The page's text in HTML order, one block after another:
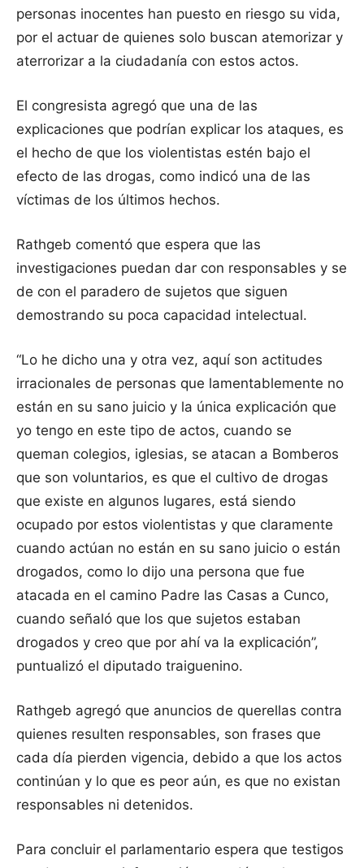
personas inocentes han puesto en riesgo su vida,
por el actuar de quienes solo buscan atemorizar y
aterrorizar a la ciudadanía con estos actos.
El congresista agregó que una de las
explicaciones que podrían explicar los ataques, es
el hecho de que los violentistas estén bajo el
efecto de las drogas, como indicó una de las
víctimas de los últimos hechos.
Rathgeb comentó que espera que las
investigaciones puedan dar con responsables y se
de con el paradero de sujetos que siguen
demostrando su poca capacidad intelectual.
“Lo he dicho una y otra vez, aquí son actitudes
irracionales de personas que lamentablemente no
están en su sano juicio y la única explicación que
yo tengo en este tipo de actos, cuando se
queman colegios, iglesias, se atacan a Bomberos
que son voluntarios, es que el cultivo de drogas
que existe en algunos lugares, está siendo
ocupado por estos violentistas y que claramente
cuando actúan no están en su sano juicio o están
drogados, como lo dijo una persona que fue
atacada en el camino Padre las Casas a Cunco,
cuando señaló que los que sujetos estaban
drogados y creo que por ahí va la explicación”,
puntualizó el diputado traiguenino.
Rathgeb agregó que anuncios de querellas contra
quienes resulten responsables, son frases que
cada día pierden vigencia, debido a que los actos
continúan y lo que es peor aún, es que no existan
responsables ni detenidos.
Para concluir el parlamentario espera que testigos